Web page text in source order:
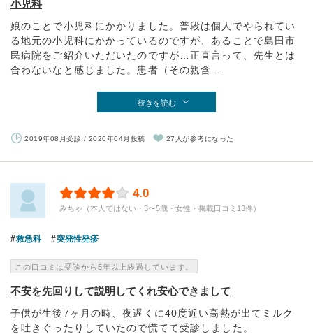
小児科
娘のことで小児科にかかりました。普段は個人でやられてい
る地元の小児科にかかっているのですが、あることで島田市
民病院をご紹介いただいたのですが…正直言って、先生とは
合わないなと感じました。患者（その親含...
続きを読む
2019年08月受診 / 2020年04月投稿 27人が参考になった
4.0
みちゃ（本人ではない・3〜5歳・女性・掲載口コミ13件）
救急科 突発性発疹
この口コミは受診から5年以上経過しています。
不安を先回りして説明してくれ安心できまして
子供が生後7ヶ月の時、夜遅くに40度近い高熱が出てミルク
を吐きぐったりしていたので慌てて受診しました。